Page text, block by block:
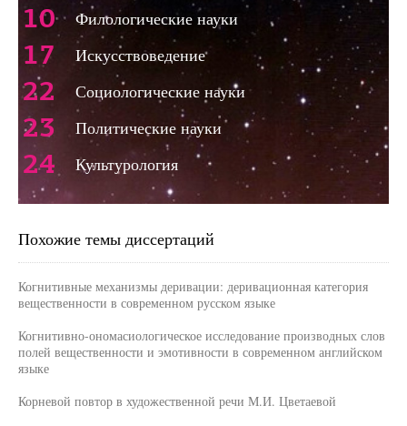
10 Филологические науки
17 Искусствоведение
22 Социологические науки
23 Политические науки
24 Культурология
Похожие темы диссертаций
Когнитивные механизмы деривации: деривационная категория
вещественности в современном русском языке
Когнитивно-ономасиологическое исследование производных слов
полей вещественности и эмотивности в современном английском
языке
Корневой повтор в художественной речи М.И. Цветаевой